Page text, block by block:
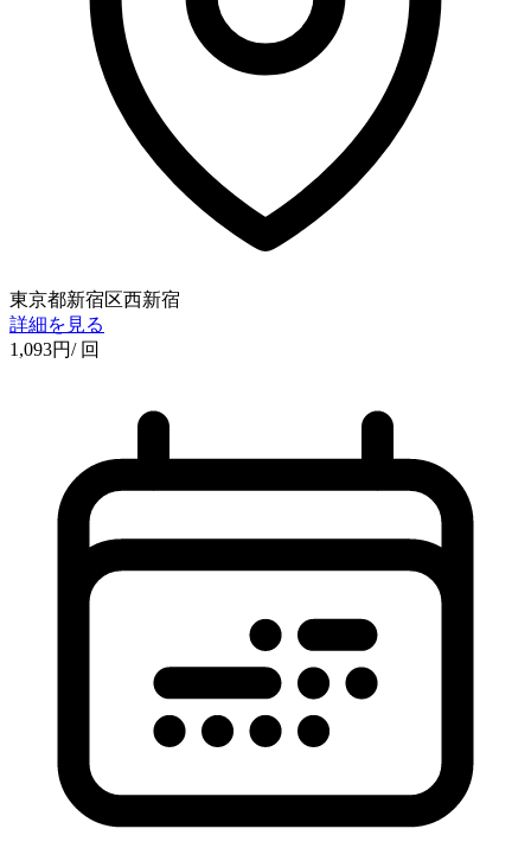
東京都新宿区西新宿
詳細を見る
1,093円/ 回